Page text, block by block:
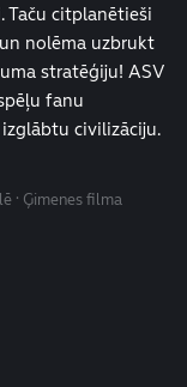
Taču citplanētieši
nolēma uzbrukt
stratēģiju! ASV
fanu
civilizāciju.
· Ģimenes filma